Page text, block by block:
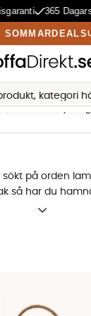
365 Dagars
SOMMARDEALS
Utomhusbelysning
på orden
så har du
med